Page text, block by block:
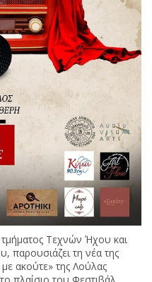
Τεχνών Ήχου και
παρουσιάζει τη νέα της
ακούτε» της Λούλας